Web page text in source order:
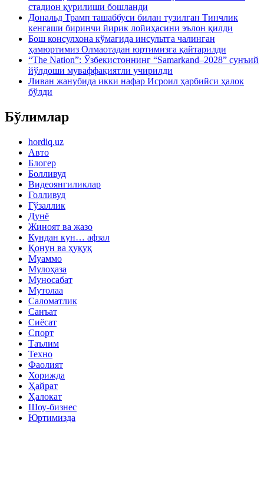
стадион қурилиши бошланди
Дональд Трамп ташаббуси билан тузилган Тинчлик
кенгаши биринчи йирик лойиҳасини эълон қилди
Бош консулхона кўмагида инсультга чалинган
ҳамюртимиз Олмаотадан юртимизга қайтарилди
“The Nation”: Ўзбекистоннинг “Samarkand–2028” сунъий
йўлдоши муваффақиятли учирилди
Ливан жанубида икки нафар Исроил ҳарбийси ҳалок
бўлди
Бўлимлар
hordiq.uz
Авто
Блогер
Болливуд
Видеоянгиликлар
Голливуд
Гўзаллик
Дунё
Жиноят ва жазо
Кундан кун… афзал
Қонун ва ҳуқуқ
Муаммо
Мулоҳаза
Муносабат
Мутолаа
Саломатлик
Санъат
Сиёсат
Спорт
Таълим
Техно
Фаолият
Хорижда
Ҳайрат
Ҳалокат
Шоу-бизнес
Юртимизда